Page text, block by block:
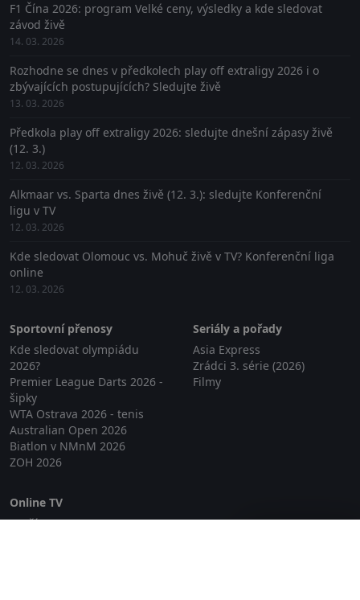
F1 Čína 2026: program Velké ceny, výsledky a kde sledovat
závod živě
14. 03. 2026
Rozhodne se dnes v předkolech play off extraligy 2026 i o
zbývajících postupujících? Sledujte živě
13. 03. 2026
Předkola play off extraligy 2026: sledujte dnešní zápasy živě
(12. 3.)
12. 03. 2026
Alkmaar vs. Sparta dnes živě (12. 3.): sledujte Konferenční
ligu v TV
12. 03. 2026
Kde sledovat Olomouc vs. Mohuč živě v TV? Konferenční liga
online
12. 03. 2026
Sportovní přenosy
Kde sledovat olympiádu
2026?
Premier League Darts 2026 -
šipky
WTA Ostrava 2026 - tenis
Australian Open 2026
Biatlon v NMnM 2026
ZOH 2026
Seriály a pořady
Asia Express
Zrádci 3. série (2026)
Filmy
Online TV
Lepší.TV